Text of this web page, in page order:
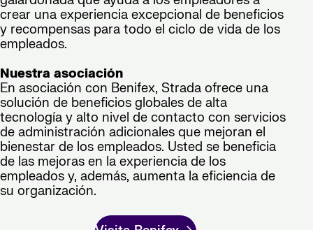
crear una experiencia excepcional de beneficios
y recompensas para todo el ciclo de vida de los
empleados.
Nuestra asociación
En asociación con Benifex, Strada ofrece una
solución de beneficios globales de alta
tecnología y alto nivel de contacto con servicios
de administración adicionales que mejoran el
bienestar de los empleados. Usted se beneficia
de las mejoras en la experiencia de los
empleados y, además, aumenta la eficiencia de
su organización.